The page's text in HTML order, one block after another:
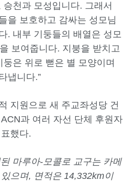
천과 모성입니다. 그래서
을 보호하고 감싸는 성모님
. 내부 기둥들의 배열은 성모
보여줍니다. 지붕을 받치고
은 위로 뻗은 별 모양이며
냅니다.”
지원으로 새 주교좌성당 건
과 여러 자선 단체 후원자
했다.
마루아-모콜로 교구는 카메
으며, 면적은 14,332km이